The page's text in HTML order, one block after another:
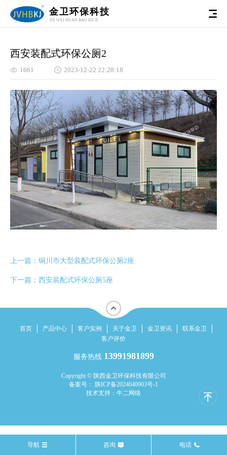
金卫环保科技
西安装配式环保公厕2
1661 2023-12-22 22:28:18
上一篇： 铜川市大型装配式环保公厕2座
下一篇： 西安装配式环保公厕5座
首页 产品中心 客户实例 关于金卫 金卫资讯
联系金卫
客户评价
服务热线 13991981899
Copyright © 陕西金卫环保科技有限公司
备案号： 陕ICP备2024040903号-1
技术支持：牛二网络
导航 咨询 电话